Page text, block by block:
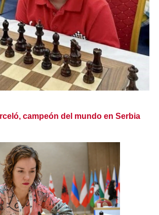
campeón del mundo en Serbia